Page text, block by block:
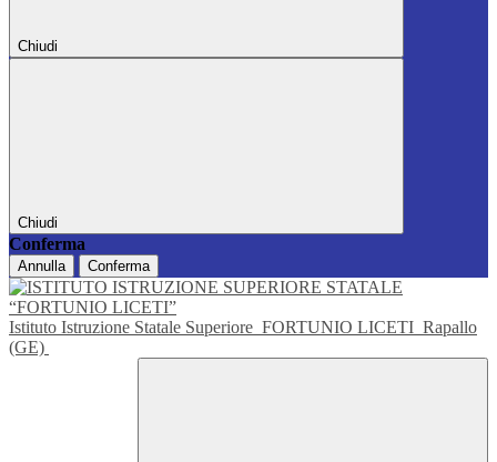
Chiudi
Chiudi
Conferma
Annulla Conferma
Istituto Istruzione Statale Superiore FORTUNIO LICETI Rapallo
(GE)